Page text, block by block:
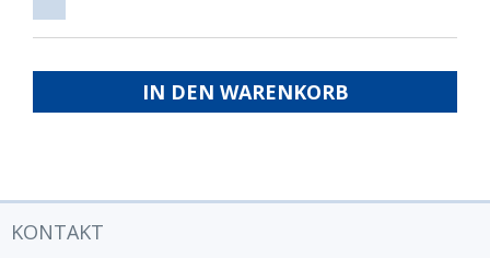
IN DEN WARENKORB
KONTAKT